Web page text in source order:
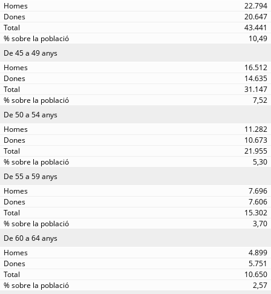
22.794
20.647
43.441
10,49
De 45 a 49 anys
16.512
14.635
31.147
7,52
De 50 a 54 anys
11.282
10.673
21.955
5,30
De 55 a 59 anys
7.696
7.606
15.302
3,70
De 60 a 64 anys
4.899
5.751
10.650
2,57